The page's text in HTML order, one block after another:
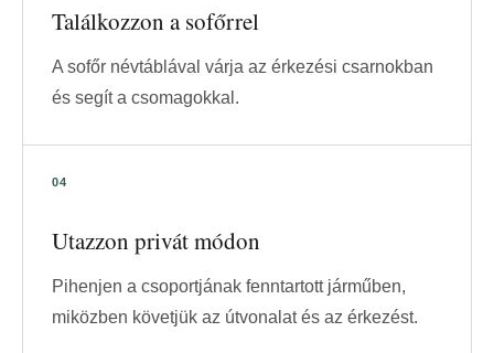
Találkozzon a sofőrrel
A sofőr névtáblával várja az érkezési csarnokban
és segít a csomagokkal.
Utazzon privát módon
Pihenjen a csoportjának fenntartott járműben,
miközben követjük az útvonalat és az érkezést.